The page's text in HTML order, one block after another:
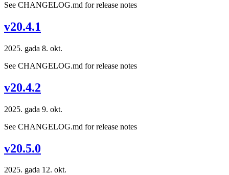
See CHANGELOG.md for release notes
v20.4.1
2025. gada 8. okt.
See CHANGELOG.md for release notes
v20.4.2
2025. gada 9. okt.
See CHANGELOG.md for release notes
v20.5.0
2025. gada 12. okt.